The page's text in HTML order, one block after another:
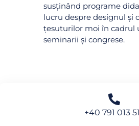
susținând programe
lucru despre designul și
țesuturilor moi în cadrul
seminarii și congrese.
+40 791 013